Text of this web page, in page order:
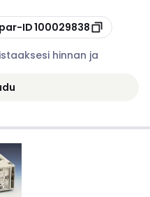
ID100029838
hinnan ja